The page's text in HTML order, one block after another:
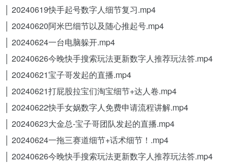
│ 20240619快手起号数字人细节复习.mp4
│ 20240620阿米巴细节以及随心推起号.mp4
│ 20240624一台电脑躲开.mp4
│ 20240626今晚快手搜索玩法更新数字人推荐玩法答.mp4
│ 20240621宝子哥发起的直播.mp4
│ 20240621打屁股拉宝们淘宝细节+达人卷.mp4
│ 20240622快手女娲数字人免费申请流程讲解.mp4
│ 20240623大金总-宝子哥团队发起的直播.mp4
│ 20240624一拖三赛道细节+话术细节！.mp4
│ 20240626今晚快手搜索玩法更新数字人推荐玩法答.mp4